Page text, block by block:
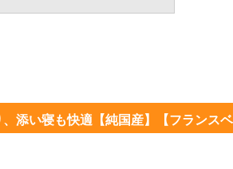
添い寝も快適【純国産】【フランス